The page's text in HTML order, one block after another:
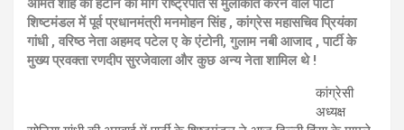
अमित शाह को हटाने की मांग राष्ट्रपति से मुलाकात करने वाले पार्टी
शिष्टमंडल में पूर्व प्रधानमंत्री मनमोहन सिंह , कांग्रेस महासचिव प्रियंका
गांधी , वरिष्ठ नेता अहमद पटेल ए के एंटोनी, गुलाम नबी आजाद , पार्टी के
मुख्य प्रवक्ता रणदीप सुरजेवाला और कुछ अन्य नेता शामिल थे !
कांग्रेसी
अध्यक्ष